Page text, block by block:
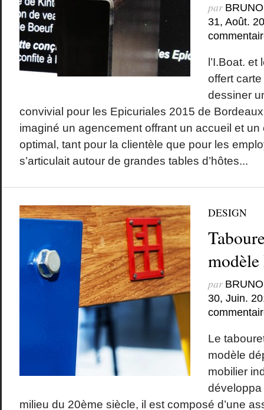
par
31, Août.
l’I.Boat.
offert
dessiner
convivial pour les Epicuriales 2015 de
imaginé un agencement offrant un accueil et
optimal, tant pour la clientèle que pour les
s’articulait autour de grandes tables d’hôtes...
DESIGN
par
30, Juin.
Le
modèle
mobilier
développa
milieu du 20ème siècle, il est composé d’une